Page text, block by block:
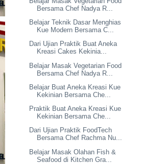
Bersama Chef Nadya R...
Belajar Teknik Dasar Menghias
Kue Modern Bersama C...
Dari Ujian Praktik Buat Aneka
Kreasi Cakes Kekinia...
Belajar Masak Vegetarian Food
Bersama Chef Nadya R...
Belajar Buat Aneka Kreasi Kue
Kekinian Bersama Che...
Praktik Buat Aneka Kreasi Kue
Kekinian Bersama Che...
Dari Ujian Praktik FoodTech
Bersama Chef Rachma Nu...
Belajar Masak Olahan Fish &
Seafood di Kitchen Gra...